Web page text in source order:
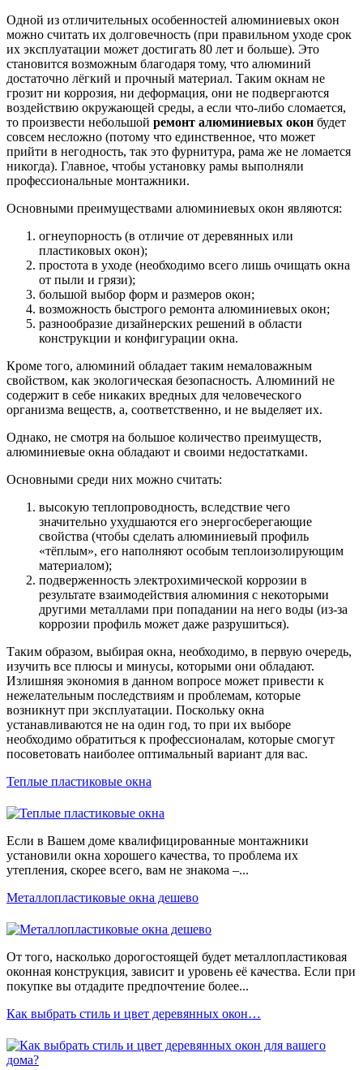
Одной из отличительных особенностей алюминиевых окон
можно считать их долговечность (при правильном уходе срок
их эксплуатации может достигать 80 лет и больше). Это
становится возможным благодаря тому, что алюминий
достаточно лёгкий и прочный материал. Таким окнам не
грозит ни коррозия, ни деформация, они не подвергаются
воздействию окружающей среды, а если что-либо сломается,
то произвести небольшой ремонт алюминиевых окон будет
совсем несложно (потому что единственное, что может
прийти в негодность, так это фурнитура, рама же не ломается
никогда). Главное, чтобы установку рамы выполняли
профессиональные монтажники.
Основными преимуществами алюминиевых окон являются:
огнеупорность (в отличие от деревянных или
пластиковых окон);
простота в уходе (необходимо всего лишь очищать окна
от пыли и грязи);
большой выбор форм и размеров окон;
возможность быстрого ремонта алюминиевых окон;
разнообразие дизайнерских решений в области
конструкции и конфигурации окна.
Кроме того, алюминий обладает таким немаловажным
свойством, как экологическая безопасность. Алюминий не
содержит в себе никаких вредных для человеческого
организма веществ, а, соответственно, и не выделяет их.
Однако, не смотря на большое количество преимуществ,
алюминиевые окна обладают и своими недостатками.
Основными среди них можно считать:
высокую теплопроводность, вследствие чего
значительно ухудшаются его энергосберегающие
свойства (чтобы сделать алюминиевый профиль
«тёплым», его наполняют особым теплоизолирующим
материалом);
подверженность электрохимической коррозии в
результате взаимодействия алюминия с некоторыми
другими металлами при попадании на него воды (из-за
коррозии профиль может даже разрушиться).
Таким образом, выбирая окна, необходимо, в первую очередь,
изучить все плюсы и минусы, которыми они обладают.
Излишняя экономия в данном вопросе может привести к
нежелательным последствиям и проблемам, которые
возникнут при эксплуатации. Поскольку окна
устанавливаются не на один год, то при их выборе
необходимо обратиться к профессионалам, которые смогут
посоветовать наиболее оптимальный вариант для вас.
Теплые пластиковые окна
Если в Вашем доме квалифицированные монтажники
установили окна хорошего качества, то проблема их
утепления, скорее всего, вам не знакома –...
Металлопластиковые окна дешево
От того, насколько дорогостоящей будет металлопластиковая
оконная конструкция, зависит и уровень её качества. Если при
покупке вы отдадите предпочтение более...
Как выбрать стиль и цвет деревянных окон…